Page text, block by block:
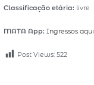
Classificação etária: livre
MATA App: Ingressos aqui
Post Views: 522